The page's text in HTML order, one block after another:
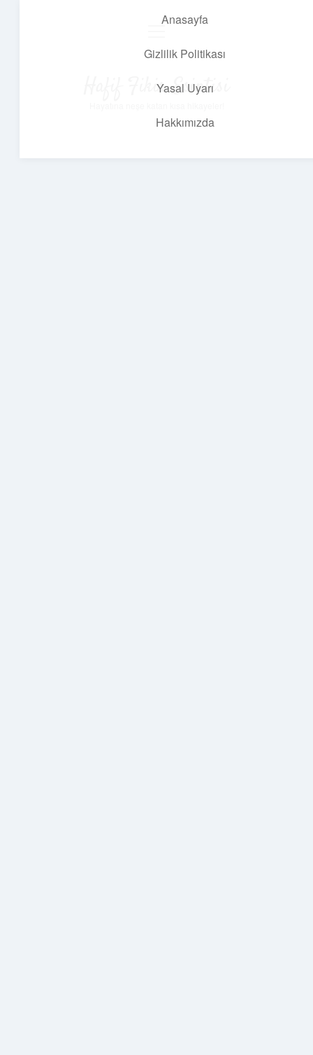
Anasayfa
Gizlilik Politikası
Yasal Uyarı
Hakkımızda
Hafif Fikir Esintisi